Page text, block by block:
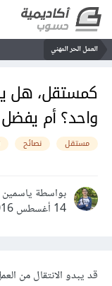
العمل الحر المهني
كمستقل، هل
واحد؟ أم
مستقل نصائح
بواسطة
14 أغسطس 2016
قد يبدو الانتقال من